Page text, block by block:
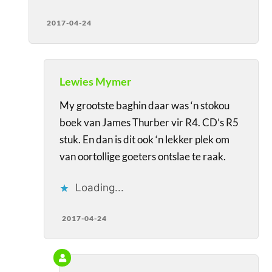
2017-04-24
Lewies Mymer
My grootste baghin daar was ‘n stokou
boek van James Thurber vir R4. CD’s R5
stuk. En dan is dit ook ‘n lekker plek om
van oortollige goeters ontslae te raak.
Loading...
2017-04-24